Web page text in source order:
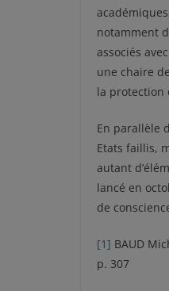
notamment
associés
une chaire
la protection
En parallèle
Etats faillis,
autant
lancé en
de
[1] BAUD
p. 307